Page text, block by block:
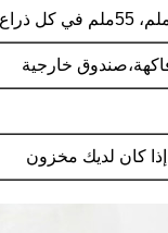
خارجية